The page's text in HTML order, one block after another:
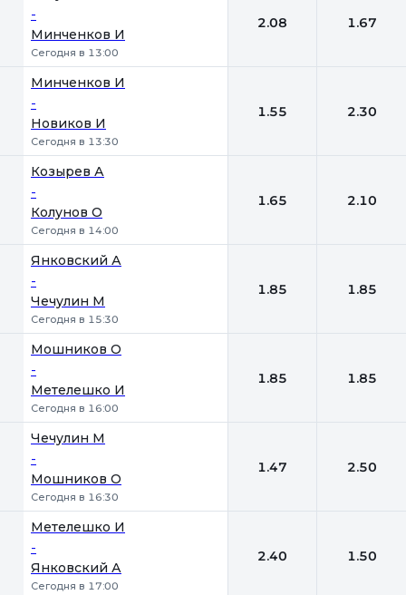
-
Минченков И
Сегодня в 13:00
2.08 1.67
Минченков И
-
Новиков И
Сегодня в 13:30
1.55 2.30
Козырев А
-
Колунов О
Сегодня в 14:00
1.65 2.10
Янковский А
-
Чечулин М
Сегодня в 15:30
1.85 1.85
Мошников О
-
Метелешко И
Сегодня в 16:00
1.85 1.85
Чечулин М
-
Мошников О
Сегодня в 16:30
1.47 2.50
Метелешко И
-
Янковский А
Сегодня в 17:00
2.40 1.50